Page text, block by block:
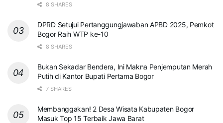
8 SHARES
DPRD Setujui Pertanggungjawaban APBD 2025, Pemkot
Bogor Raih WTP ke-10
8 SHARES
Bukan Sekadar Bendera, Ini Makna Penjemputan Merah
Putih di Kantor Bupati Pertama Bogor
7 SHARES
Membanggakan! 2 Desa Wisata Kabupaten Bogor
Masuk Top 15 Terbaik Jawa Barat